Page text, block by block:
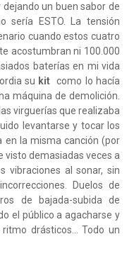
un buen sabor de
sería ESTO. La tensión
cuando estos cuatro
acostumbran ni 100.000
baterías en mi vida
su kitcomo lo hacía
máquina de demolición.
virguerías que realizaba
levantarse y tocar los
en la misma canción (por
visto demasiadas veces a
vibraciones al sonar, sin
Duelos de
de bajada-subida de
el público a agacharse y
drásticos... Todo un